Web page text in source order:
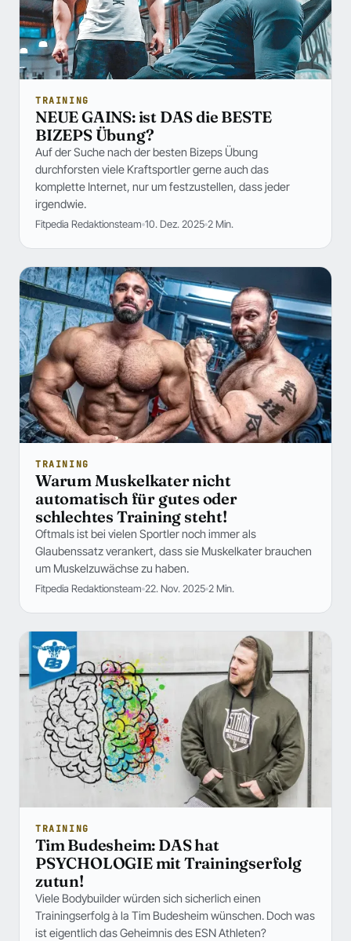
TRAINING
NEUE GAINS: ist DAS die BESTE
BIZEPS Übung?
Auf der Suche nach der besten Bizeps Übung
durchforsten viele Kraftsportler gerne auch das
komplette Internet, nur um festzustellen, dass jeder
irgendwie.
Fitpedia Redaktionsteam 10. Dez. 2025 2 Min.
TRAINING
Warum Muskelkater nicht
automatisch für gutes oder
schlechtes Training steht!
Oftmals ist bei vielen Sportler noch immer als
Glaubenssatz verankert, dass sie Muskelkater brauchen
um Muskelzuwächse zu haben.
Fitpedia Redaktionsteam 22. Nov. 2025 2 Min.
TRAINING
Tim Budesheim: DAS hat
PSYCHOLOGIE mit Trainingserfolg
zutun!
Viele Bodybuilder würden sich sicherlich einen
Trainingserfolg à la Tim Budesheim wünschen. Doch was
ist eigentlich das Geheimnis des ESN Athleten?